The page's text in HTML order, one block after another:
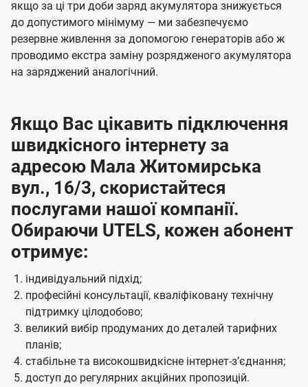
якщо за ці три доби заряд акумулятора знижується
до допустимого мінімуму — ми забезпечуємо
резервне живлення за допомогою генераторів або ж
проводимо екстра заміну розрядженого акумулятора
на заряджений аналогічний.
Якщо Вас цікавить підключення
швидкісного інтернету за
адресою Мала Житомирська
вул., 16/3, скористайтеся
послугами нашої компанії.
Обираючи UTELS, кожен абонент
отримує:
індивідуальний підхід;
професійні консультації, кваліфіковану технічну
підтримку цілодобово;
великий вибір продуманих до деталей тарифних
планів;
стабільне та високошвидкісне інтернет-зʼєднання;
доступ до регулярних акційних пропозицій.